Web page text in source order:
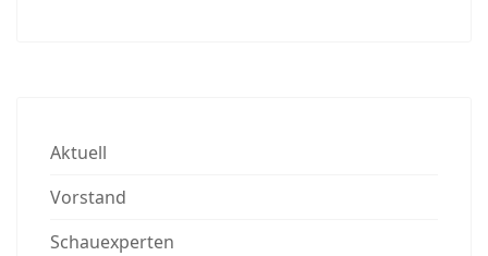
Aktuell
Vorstand
Schauexperten